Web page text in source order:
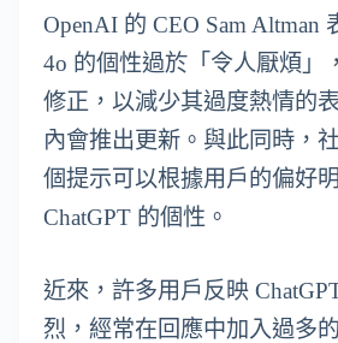
OpenAI 的 CEO Sam Altman
4o 的個性過於「令人厭煩」
修正，以減少其過度熱情的
內會推出更新。與此同時，
個提示可以根據用戶的偏好
ChatGPT 的個性。
近來，許多用戶反映
烈，經常在回應中加入過多